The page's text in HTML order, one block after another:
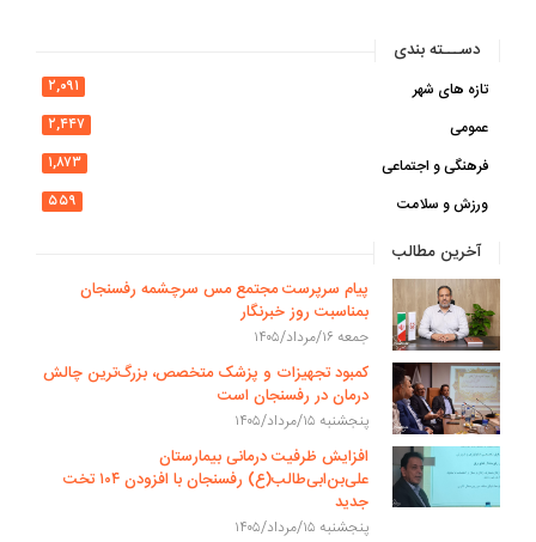
دســـته بندی
تازه های شهر
۲,۰۹۱
عمومی
۲,۴۴۷
فرهنگی و اجتماعی
۱,۸۷۳
ورزش و سلامت
۵۵۹
آخرین مطالب
پیام سرپرست مجتمع مس سرچشمه رفسنجان
بمناسبت روز خبرنگار
جمعه ۱۶/مرداد/۱۴۰۵
کمبود تجهیزات و پزشک متخصص، بزرگ‌ترین چالش
درمان در رفسنجان است
پنجشنبه ۱۵/مرداد/۱۴۰۵
افزایش ظرفیت درمانی بیمارستان
علی‌بن‌ابی‌طالب(ع) رفسنجان با افزودن ۱۰۴ تخت
جدید
پنجشنبه ۱۵/مرداد/۱۴۰۵